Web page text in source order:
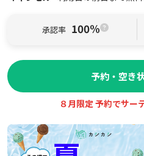
承認率 100%
予約・空き
８月限定 予約でサー